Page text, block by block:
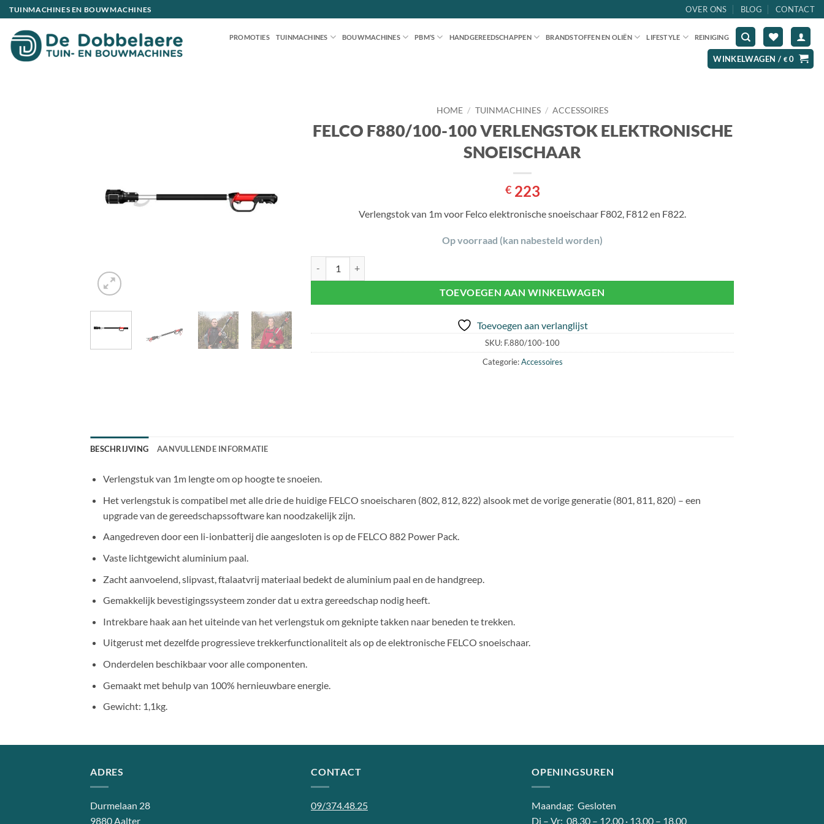
Ga
naar
inhoud
TUINMACHINES EN BOUWMACHINES OVER ONS BLOG CONTACT
PROMOTIES TUINMACHINES BOUWMACHINES PBM’S HANDGEREEDSCHAPPEN BRANDSTOFFEN EN OLIËN LIFESTYLE REINIGING
WINKELWAGEN / €0
HOME / TUINMACHINES / ACCESSOIRES
FELCO F880/100-100 VERLENGSTOK ELEKTRONISCHE
SNOEISCHAAR
€223
Verlengstok van 1m voor Felco elektronische snoeischaar F802, F812 en F822.
Op voorraad (kan nabesteld worden)
TOEVOEGEN AAN WINKELWAGEN
Toevoegen aan verlanglijst
SKU: F.880/100-100
Categorie:Accessoires
BESCHRIJVING AANVULLENDE INFORMATIE
Verlengstuk van 1m lengte om op hoogte te snoeien.
Het verlengstuk is compatibel met alle drie de huidige FELCO snoeischaren (802, 812, 822) alsook met de vorige generatie (801, 811, 820) – een
upgrade van de gereedschapssoftware kan noodzakelijk zijn.
Aangedreven door een li-ionbatterij die aangesloten is op de FELCO 882 Power Pack.
Vaste lichtgewicht aluminium paal.
Zacht aanvoelend, slipvast, ftalaatvrij materiaal bedekt de aluminium paal en de handgreep.
Gemakkelijk bevestigingssysteem zonder dat u extra gereedschap nodig heeft.
Intrekbare haak aan het uiteinde van het verlengstuk om geknipte takken naar beneden te trekken.
Uitgerust met dezelfde progressieve trekkerfunctionaliteit als op de elektronische FELCO snoeischaar.
Onderdelen beschikbaar voor alle componenten.
Gemaakt met behulp van 100% hernieuwbare energie.
Gewicht: 1,1kg.
ADRES
Durmelaan 28
9880 Aalter
CONTACT
09/374.48.25
OPENINGSUREN
Maandag: Gesloten
Di – Vr: 08.30 – 12.00 · 13.00 – 18.00